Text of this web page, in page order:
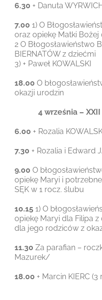
6.30 + Danuta
7.00 1) O
oraz opiekę Matki Bożej
2 O Błogosławieństwo
BIERNATÓW z dziećmi
3) + Paweł KOWALSKI
18.00 O
okazji urodzin
4 września –
6.00 + Rozalia
7.30 + Rozalia i Edward
9.00 O
opiekę Maryi i
SĘK w 1 rocz. ślubu
10.151) O
opiekę Maryi dla Filipa z
dla jego rodziców z
11.30 Za parafian –
Mazurek/
18.00 + Marcin KIERC (3